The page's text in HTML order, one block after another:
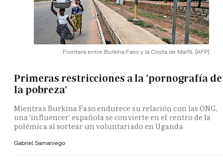
Frontera entre Burkina Faso y la Costa de Marfil. (AFP)
Primeras restricciones a la 'pornografía de
la pobreza'
Mientras Burkina Faso endurece su relación con las ONG,
una 'influencer' española se convierte en el centro de la
polémica al sortear un voluntariado en Uganda
Gabriel Samaniego